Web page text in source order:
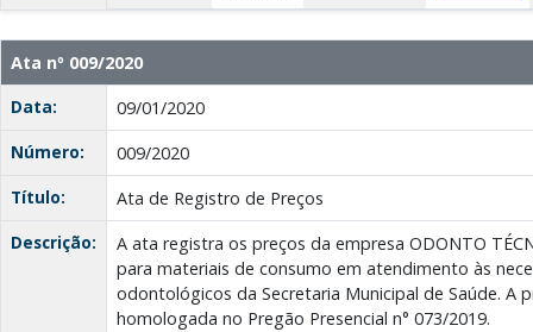
Ata nº 009/2020
Data:
09/01/2020
Número:
009/2020
Título:
Ata de Registro de Preços
Descrição:
A ata registra os preços da empresa ODONTO
para materiais de consumo em atendimento às
odontológicos da Secretaria Municipal de Saúde. A
homologada no Pregão Presencial n° 073/2019.